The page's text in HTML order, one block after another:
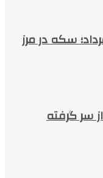
سکه در مرز
سر گرفته